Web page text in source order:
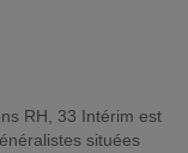
situées